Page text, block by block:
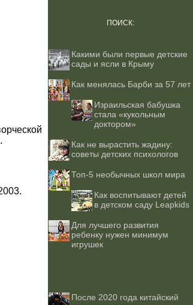
ПОИСК:
Какими были первые детские
сады и ясли в Крыму
Как менялась Барби за 57 лет
Израильская бабушка
стала «кукольным
доктором»
Как не вырастить жадину:
советы детских психологов
Топ-5 необычных школ мира
Как воспитывают детей
в детском саду Leapkids
Для лучшего развития
ребенку нужен минимум
игрушек
После 2020 года китайский